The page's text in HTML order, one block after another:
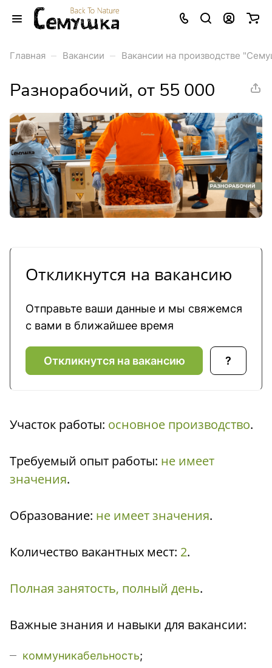
Главная – Вакансии – Вакансии на производстве
Разнорабочий, от 55 000
Откликнутся на вакансию
Отправьте ваши данные и мы свяжемся
с вами в ближайшее время
Откликнутся на вакансию ?
Участок работы: основное производство.
Требуемый опыт работы: не имеет
значения.
Образование: не имеет значения.
Количество вакантных мест: 2.
Полная занятость, полный день.
Важные знания и навыки для вакансии:
коммуникабельность;